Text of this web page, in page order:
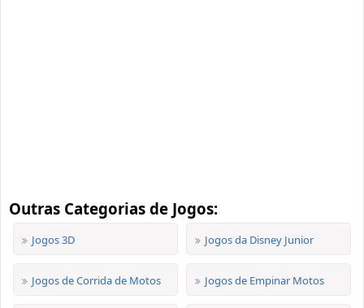
Outras Categorias de Jogos:
Jogos 3D Jogos da Disney Junior
Jogos de Corrida de Motos Jogos de Empinar Motos